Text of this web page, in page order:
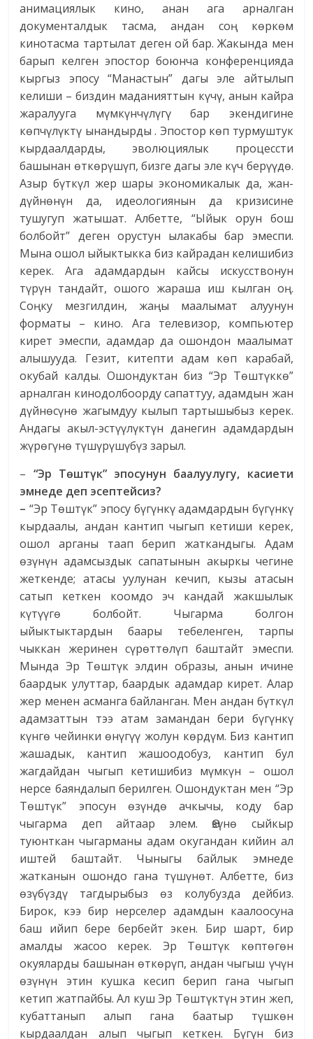
анимациялык кино, анан ага арналган
документалдык тасма, андан соң көркөм
кинотасма тартылат деген ой бар. Жакында мен
барып келген эпостор боюнча конференцияда
кыргыз эпосу “Манастын” дагы эле айтылып
келиши – биздин маданияттын күчү, анын кайра
жаралууга мүмкүнчүлүгү бар экендигине
көпчүлүктү ынандырды . Эпостор көп турмуштук
кырдаалдарды, эволюциялык процессти
башынан өткөрүшүп, бизге дагы эле күч берүүдө.
Азыр бүткүл жер шары экономикалык да, жан-
дүйнөнүн да, идеологиянын да кризисине
тушугуп жатышат. Албетте, “Ыйык орун бош
болбойт” деген орустун ылакабы бар эмеспи.
Мына ошол ыйыктыкка биз кайрадан келишибиз
керек. Ага адамдардын кайсы искусствонун
түрүн тандайт, ошого жараша иш кылган оң.
Соңку мезгилдин, жаңы маалымат алуунун
форматы – кино. Ага телевизор, компьютер
кирет эмеспи, адамдар да ошондон маалымат
алышууда. Гезит, китепти адам көп карабай,
окубай калды. Ошондуктан биз “Эр Төштүккө”
арналган кинодолбоорду сапаттуу, адамдын жан
дүйнөсүнө жагымдуу кылып тартышыбыз керек.
Андагы акыл-эстүүлүктүн данегин адамдардын
жүрөгүнө түшүрүшүбүз зарыл.
– “Эр Төштүк” эпосунун баалуулугу, касиети
эмнеде деп эсептейсиз?
– “Эр Төштүк” эпосу бүгүнкү адамдардын бүгүнкү
кырдаалы, андан кантип чыгып кетиши керек,
ошол арганы таап берип жаткандыгы. Адам
өзүнүн адамсыздык сапатынын акыркы чегине
жеткенде; атасы уулунан кечип, кызы атасын
сатып кеткен коомдо эч кандай жакшылык
күтүүгө болбойт. Чыгарма болгон
ыйыктыктардын баары тебеленген, тарпы
чыккан жеринен сүрөттөлүп баштайт эмеспи.
Мында Эр Төштүк элдин образы, анын ичине
баардык улуттар, баардык адамдар кирет. Алар
жер менен асманга байланган. Мен андан бүткүл
адамзаттын тээ атам замандан бери бүгүнкү
күнгө чейинки өнүгүү жолун көрдүм. Биз кантип
жашадык, кантип жашоодобуз, кантип бул
жагдайдан чыгып кетишибиз мүмкүн – ошол
нерсе баяндалып берилген. Ошондуктан мен “Эр
Төштүк” эпосун өзүндө ачкычы, коду бар
чыгарма деп айтаар элем. Өзүнө сыйкыр
туюнткан чыгарманы адам окугандан кийин ал
иштей баштайт. Чыныгы байлык эмнеде
жатканын ошондо гана түшүнөт. Албетте, биз
өзүбүздү тагдырыбыз өз колубузда дейбиз.
Бирок, кээ бир нерселер адамдын каалоосуна
баш ийип бере бербейт экен. Бир шарт, бир
амалды жасоо керек. Эр Төштүк көптөгөн
окуяларды башынан өткөрүп, андан чыгыш үчүн
өзүнүн этин кушка кесип берип гана чыгып
кетип жатпайбы. Ал куш Эр Төштүктүн этин жеп,
кубаттанып алып гана баатыр түшкөн
кырдаалдан алып чыгып кеткен. Бүгүн биз